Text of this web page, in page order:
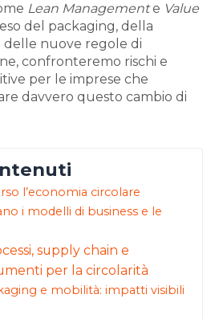
Lean Managemente Value
del packaging, della
delle nuove regole di
confronteremo rischi e
per le imprese che
davvero questo cambio di
l’economia circolare
i modelli di business e le
supply chain e
per la circolarità
e mobilità: impatti visibili